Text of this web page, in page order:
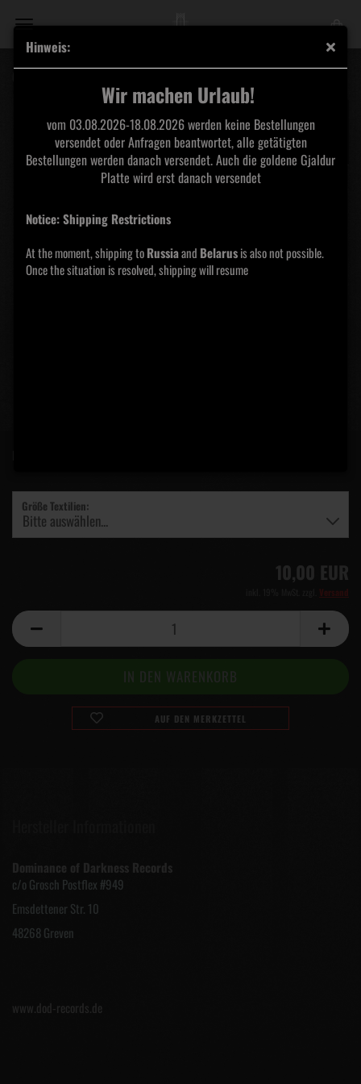
Hinweis:
Wir machen Urlaub!
vom 03.08.2026-18.08.2026 werden keine Bestellungen
versendet oder Anfragen beantwortet, alle getätigten
Bestellungen werden danach versendet. Auch die goldene Gjaldur
Platte wird erst danach versendet
Notice: Shipping Restrictions
At the moment, shipping toRussiaand Belarusis also not possible.
Once the situation is resolved, shipping will resume
Größe Textilien:
10,00 EUR
Versand
AUF DEN MERKZETTEL
Dominance of Darkness Records
c/o Grosch Postflex #949
Emsdettener Str. 10
48268 Greven
www.dod-records.de